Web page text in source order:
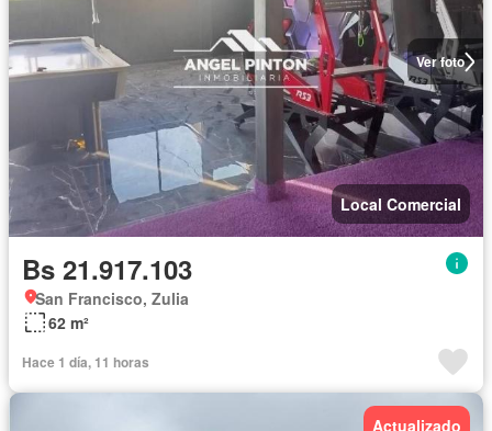
Ver foto
Local Comercial
Bs 21.917.103
San Francisco, Zulia
62 m²
Hace 1 día, 11 horas
Actualizado